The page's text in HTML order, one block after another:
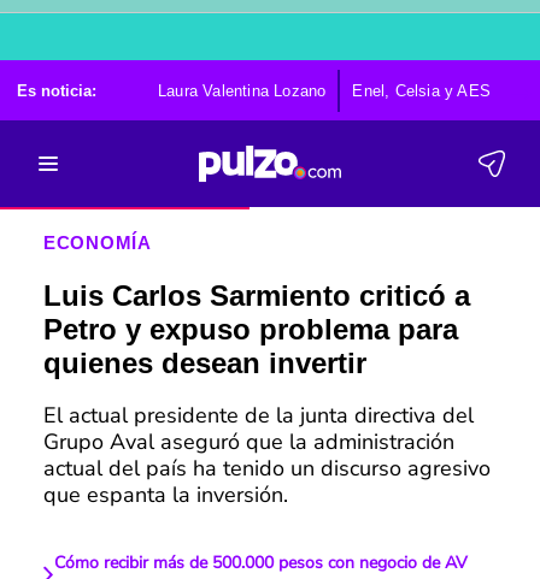
Es noticia: Laura Valentina Lozano Enel, Celsia y AES
ECONOMÍA
Luis Carlos Sarmiento criticó a
Petro y expuso problema para
quienes desean invertir
El actual presidente de la junta directiva del
Grupo Aval aseguró que la administración
actual del país ha tenido un discurso agresivo
que espanta la inversión.
Cómo recibir más de 500.000 pesos con negocio de AV